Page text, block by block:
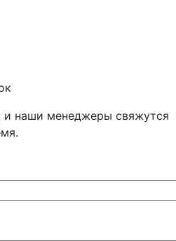
и наши менеджеры свяжутся